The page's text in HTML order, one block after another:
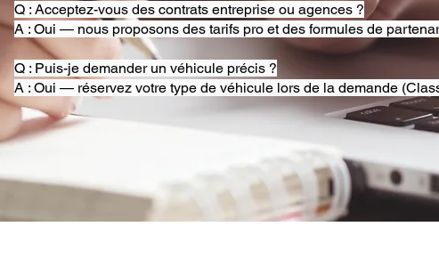
Q : Acceptez-vous des contrats entreprise ou agences ?
A : Oui — nous proposons des tarifs pro et des formules de
Q : Puis-je demander un véhicule précis ?
A : Oui — réservez votre type de véhicule lors de la demande